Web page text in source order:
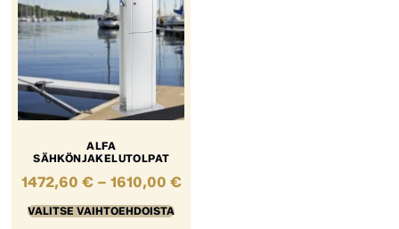
ALFA
SÄHKÖNJAKELUTOLPAT
1472,60 € – 1610,00 €
VALITSE VAIHTOEHDOISTA